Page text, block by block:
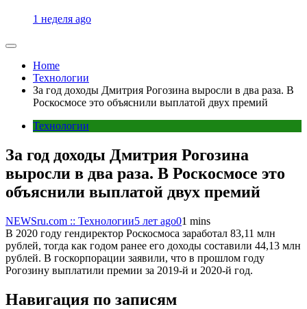
1 неделя ago
Home
Технологии
За год доходы Дмитрия Рогозина выросли в два раза. В
Роскосмосе это объяснили выплатой двух премий
Технологии
За год доходы Дмитрия Рогозина
выросли в два раза. В Роскосмосе это
объяснили выплатой двух премий
NEWSru.com :: Технологии5 лет ago01 mins
В 2020 году гендиректор Роскосмоса заработал 83,11 млн
рублей, тогда как годом ранее его доходы составили 44,13 млн
рублей. В госкорпорации заявили, что в прошлом году
Рогозину выплатили премии за 2019-й и 2020-й год.
Навигация по записям